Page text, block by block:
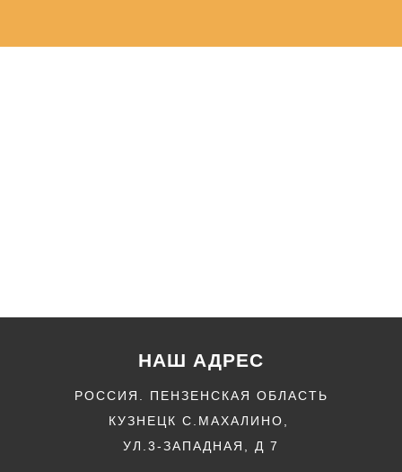
НАШ АДРЕС
РОССИЯ. ПЕНЗЕНСКАЯ ОБЛАСТЬ
КУЗНЕЦК С.МАХАЛИНО,
УЛ.3-ЗАПАДНАЯ, Д 7